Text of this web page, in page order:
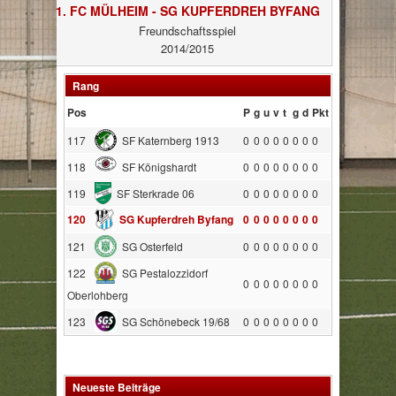
1. FC MÜLHEIM - SG KUPFERDREH BYFANG
Freundschaftsspiel
2014/2015
Rang
Pos
P g u v t g d Pkt
117 SF Katernberg 1913 0 0 0 0 0 0 0 0
118
SF Königshardt 0 0 0 0 0 0 0 0
119
SF Sterkrade 06 0 0 0 0 0 0 0 0
120 SG Kupferdreh Byfang 0 0 0 0 0 0 0 0
121 SG Osterfeld 0 0 0 0 0 0 0 0
122
SG Pestalozzidorf
Oberlohberg
0 0 0 0 0 0 0 0
123 SG Schönebeck 19/68 0 0 0 0 0 0 0 0
Neueste Beiträge